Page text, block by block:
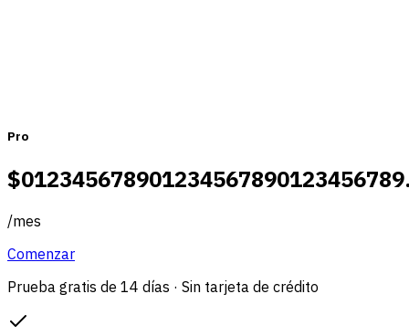
Pro
$012345678901234567890123456789
/mes
Comenzar
Prueba gratis de 14 días · Sin tarjeta de crédito